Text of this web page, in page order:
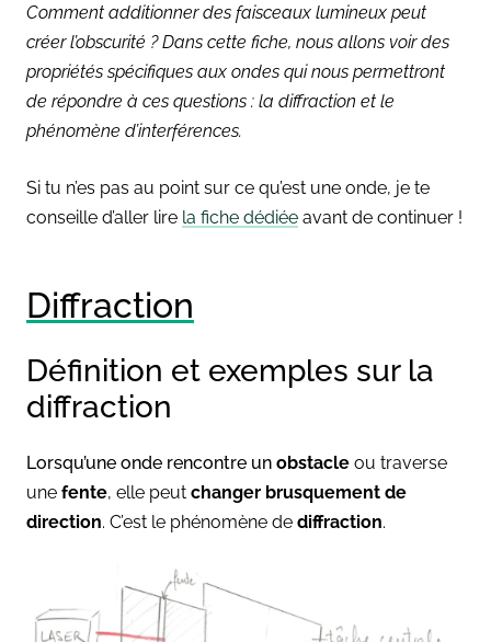
Comment additionner des faisceaux lumineux peut
créer l’obscurité ? Dans cette fiche, nous allons voir des
propriétés spécifiques aux ondes qui nous permettront
de répondre à ces questions : la diffraction et le
phénomène d’interférences.
Si tu n’es pas au point sur ce qu’est une onde, je te
conseille d’aller lire la fiche dédiée avant de continuer !
Diffraction
Définition et exemples sur la
diffraction
Lorsqu’une onde rencontre un obstacle ou traverse
une fente, elle peut changer brusquement de
direction. C’est le phénomène de diffraction.